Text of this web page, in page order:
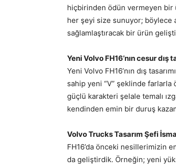
hiçbirinden ödün vermeyen bir
her şeyi size sunuyor; böylece
sağlamlaştıracak bir ürün
Yeni Volvo FH16’nın cesur dış
Yeni Volvo FH16’nın dış
sahip yeni “V” şeklinde farlarla
güçlü karakteri şelale temalı
kendinden emin bir duruş
Volvo Trucks Tasarım Şefi
FH16’da önceki nesillerimizin
da geliştirdik. Örneğin; yeni